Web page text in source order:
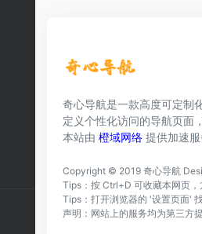
奇心导航是一款高度可定制
定义个性化访问的导航页面
本站由 橙域网络 提供加速服
Copyright © 2019 奇心导航
Tips：按 Ctrl+D 可收藏本网页，
Tips：打开浏览器的 '设置页面'
声明：网站上的服务均为第三方